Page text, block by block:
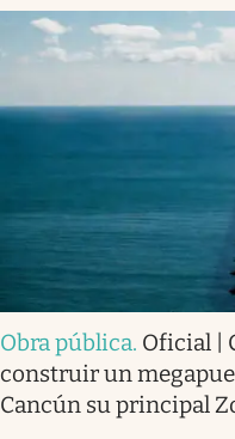
Obra pública. Oficial |
construir un
Cancún su principal